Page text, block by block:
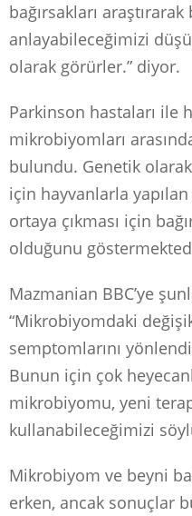
bağırsakları
anlayabileceğimizi
olarak görürler.” diyor.
Parkinson hastaları ile
mikrobiyomları
bulundu. Genetik
için hayvanlarla yapılan
ortaya çıkması için
olduğunu
Mazmanian BBC’ye
“Mikrobiyomdaki
semptomlarını
Bunun için çok
mikrobiyomu, yeni
kullanabileceğimizi
Mikrobiyom ve beyni
erken, ancak sonuçlar